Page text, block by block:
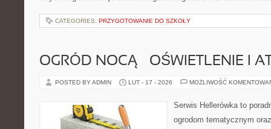
CATEGORIES: PRZYGOTOWANIE DO SZKOŁY
OGRÓD NOCĄ – OŚWIETLENIE I
POSTED BY ADMIN LUT - 17 - 2026 MOŻLIWOŚĆ
Serwis Hellerówka to
ogrodom tematycznym